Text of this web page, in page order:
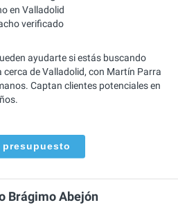
en Valladolid
verificado
ayudarte si estás buscando
de Valladolid, con Martín Parra
Captan clientes potenciales en
presupuesto
Brágimo Abejón